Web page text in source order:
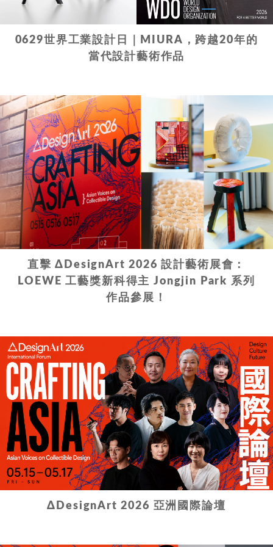
0629世界工業設計日｜MIURA，跨越20年的
當代設計藝術作品
直擊 ΔDesignArt 2026 設計藝術展會：
LOEWE 工藝獎新科得主 Jongjin Park 系列
作品參展！
ΔDesignArt 2026 亞洲國際論壇